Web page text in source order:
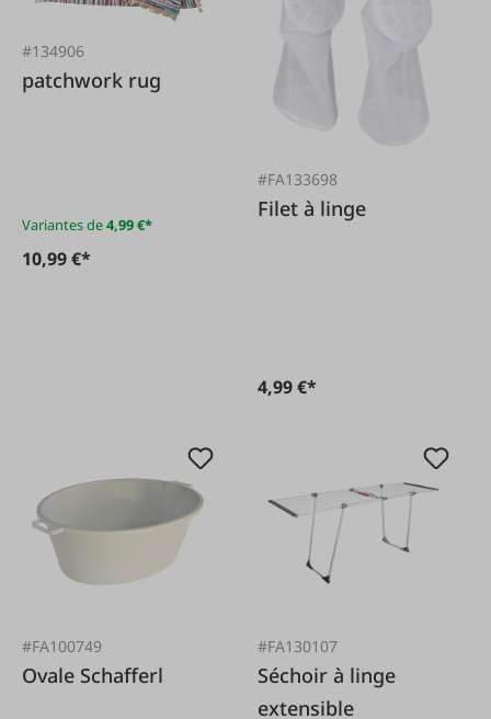
#134906
patchwork rug
Variantes de4,99 €*
10,99 €*
#FA133698
Filet à linge
4,99 €*
#FA100749
Ovale Schafferl
#FA130107
Séchoir à linge
extensible